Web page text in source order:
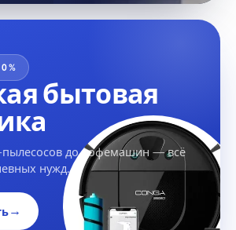
бытовая
пылесосов до кофемашин — всё
нужд.
→